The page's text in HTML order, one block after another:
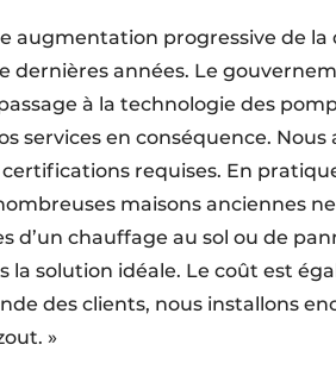
augmentation progressive de
dernières années. Le
à la technologie des
services en conséquence.
requises. En
maisons anciennes
d’un chauffage au sol ou de
la solution idéale. Le coût est
des clients, nous installons
»